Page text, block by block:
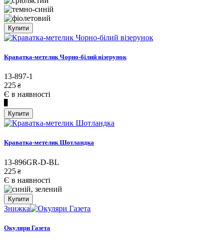
Купити
Краватка-метелик Чорно-білий візерунок
13-897-1
225 ₴
Є в наявності
Купити
Краватка-метелик Шотландка
13-896GR-D-BL
225 ₴
Є в наявності
Купити
Знижка
Окуляри Газета